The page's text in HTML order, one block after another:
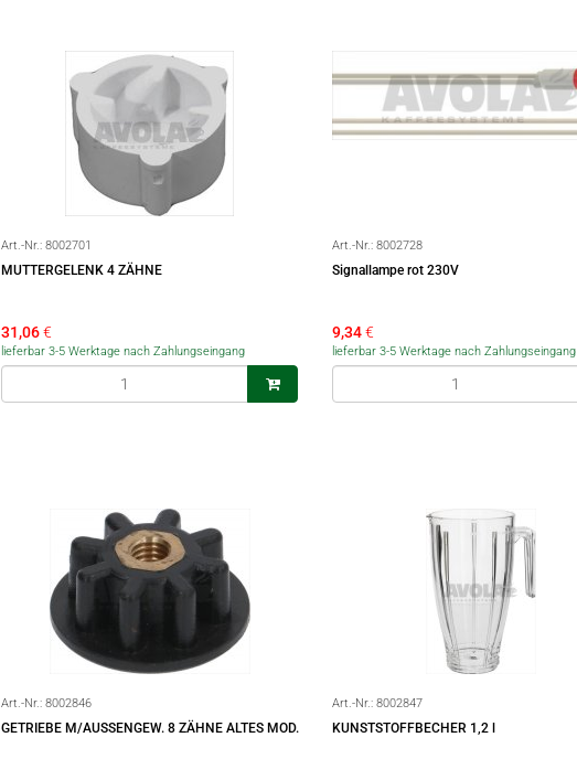
Art.-Nr.: 8002701
MUTTERGELENK 4 ZÄHNE
31,06€
lieferbar 3-5 Werktage nach Zahlungseingang
Art.-Nr.: 8002728
Signallampe rot 230V
9,34€
lieferbar 3-5 Werktage nach Zahlungseingang
Art.-Nr.: 8002846
GETRIEBE M/AUSSENGEW. 8 ZÄHNE ALTES MOD.
Art.-Nr.: 8002847
KUNSTSTOFFBECHER 1,2 l